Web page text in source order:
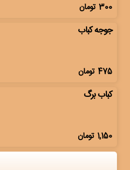
300 تومان
جوجه کباب
475 تومان
کباب برگ
1,150 تومان